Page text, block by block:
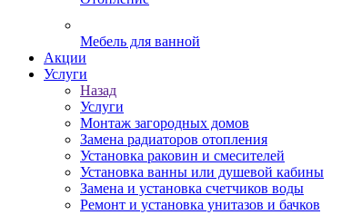
Мебель для ванной
Акции
Услуги
Назад
Услуги
Монтаж загородных домов
Замена радиаторов отопления
Установка раковин и смесителей
Установка ванны или душевой кабины
Замена и установка счетчиков воды
Ремонт и установка унитазов и бачков